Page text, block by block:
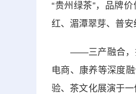
“贵州绿茶”，品牌
红、湄潭翠芽、普安
——三产融合，拓
电商、康养等深度
验、茶文化展演于